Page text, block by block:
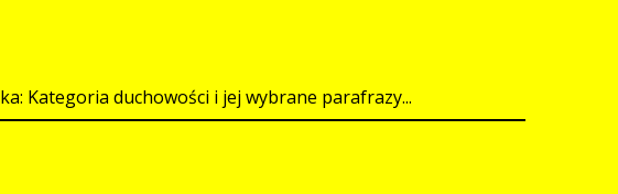
Kategoria duchowości i jej wybrane parafrazy...